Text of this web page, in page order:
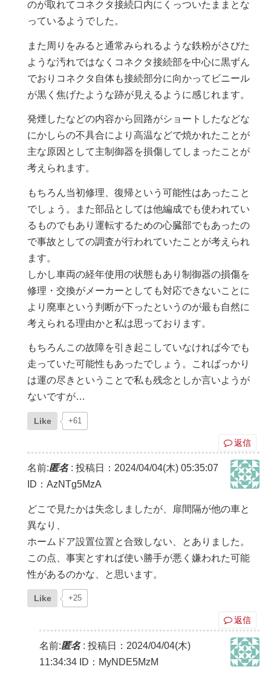
のが取れてコネクタ接続口内にくっついたままとな
っているようでした。
また周りをみると通常みられるような鉄粉がさびた
ような汚れではなくコネクタ接続部を中心に黒ずん
でおりコネクタ自体も接続部分に向かってビニール
が黒く焦げたような跡が見えるように感じれます。
発煙したなどの内容から回路がショートしたなどな
にかしらの不具合により高温などで焼かれたことが
主な原因として主制御器を損傷してしまったことが
考えられます。
もちろん当初修理、復帰という可能性はあったこと
でしょう。また部品としては他編成でも使われてい
るものでもあり運転するための心臓部でもあったの
で事故としての調査が行われていたことが考えられ
ます。
しかし車両の経年使用の状態もあり制御器の損傷を
修理・交換がメーカーとしても対応できないことに
より廃車という判断が下ったというのが最も自然に
考えられる理由かと私は思っております。
もちろんこの故障を引き起こしていなければ今でも
走っていた可能性もあったでしょう。こればっかり
は運の尽きということで私も残念としか言いようが
ないですが…
Like +61
返信
名前:匿名: 投稿日：2024/04/04(木) 05:35:07
ID：AzNTg5MzA
どこで見たかは失念しましたが、扉間隔が他の車と
異なり、
ホームドア設置位置と合致しない、とありました。
この点、事実とすれば使い勝手が悪く嫌われた可能
性があるのかな、と思います。
Like +25
返信
名前:匿名: 投稿日：2024/04/04(木)
11:34:34 ID：MyNDE5MzM